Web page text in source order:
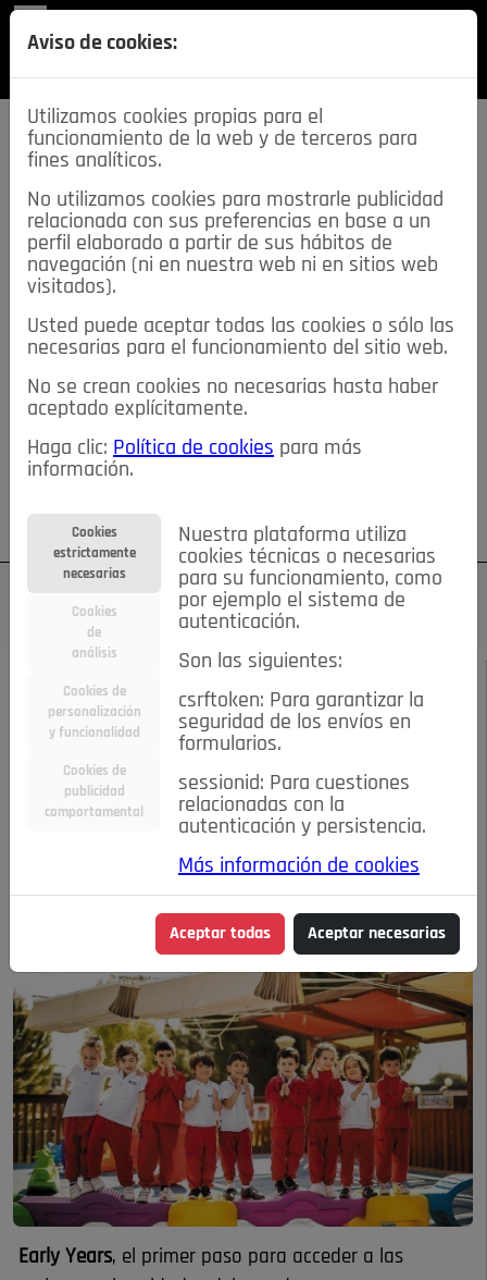
SECCIONES
descarga esta
REVISTA
≡NOTICIAS
NOTICIAS SERVICIOS DE INTERÉS
TABLÓN DE ANUNCIOS MIS ANUNCIOS CONTACTO
NOSOTROS
Su cuenta Regístrese ¿Olvidó su contraseña?
JUNIO DE 2022 /
BRITISH COUNCIL
SCHOOL
Early Years, el primer paso para acceder a las
Aviso de cookies:
Utilizamos cookies propias para el
funcionamiento de la web y de terceros para
fines analíticos.
No utilizamos cookies para mostrarle publicidad
relacionada con sus preferencias en base a un
perfil elaborado a partir de sus hábitos de
navegación (ni en nuestra web ni en sitios web
visitados).
Usted puede aceptar todas las cookies o sólo las
necesarias para el funcionamiento del sitio web.
No se crean cookies no necesarias hasta haber
aceptado explícitamente.
Haga clic: Política de cookies para más
información.
Cookies
estrictamente
necesarias
Cookies
de
análisis
Cookies de
personalización
y funcionalidad
Cookies de
publicidad
comportamental
Nuestra plataforma utiliza
cookies técnicas o necesarias
para su funcionamiento, como
por ejemplo el sistema de
autenticación.
Son las siguientes:
csrftoken: Para garantizar la
seguridad de los envíos en
formularios.
sessionid: Para cuestiones
relacionadas con la
autenticación y persistencia.
Más información de cookies
Aceptar todas Aceptar necesarias